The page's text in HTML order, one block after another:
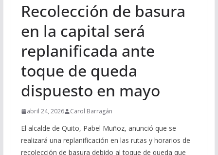
Recolección de basura
en la capital será
replanificada ante
toque de queda
dispuesto en mayo
abril 24, 2026 Carol Barragán
El alcalde de Quito, Pabel Muñoz, anunció que se
realizará una replanificación en las rutas y horarios de
recolección de basura debido al toque de queda que